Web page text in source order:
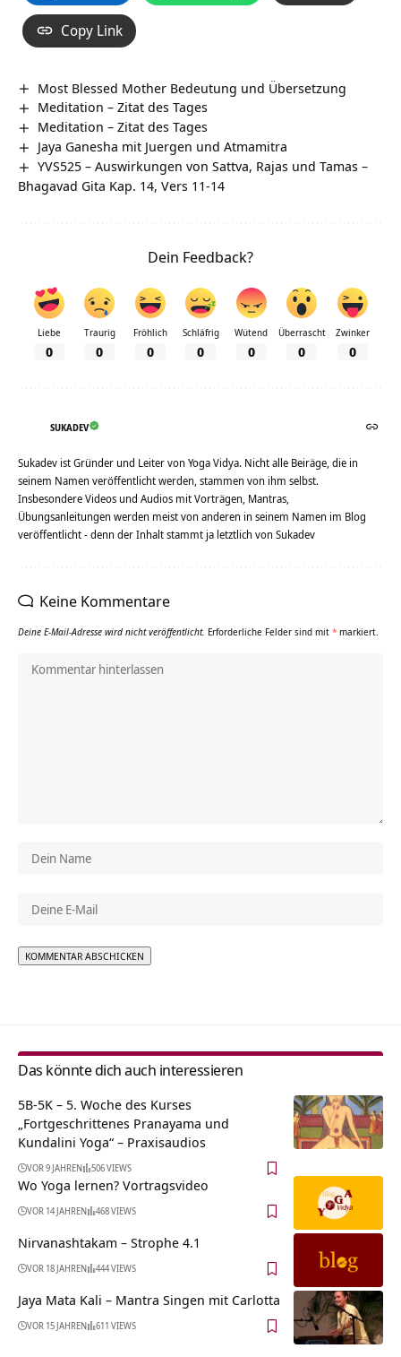
Copy Link
Most Blessed Mother Bedeutung und Übersetzung
Meditation – Zitat des Tages
Meditation – Zitat des Tages
Jaya Ganesha mit Juergen und Atmamitra
YVS525 – Auswirkungen von Sattva, Rajas und Tamas –
Bhagavad Gita Kap. 14, Vers 11-14
Dein Feedback?
Liebe
0
Traurig
0
Fröhlich
0
Schläfrig
0
Wütend
0
Überrascht
0
Zwinker
0
SUKADEV
Sukadev ist Gründer und Leiter von Yoga Vidya. Nicht alle Beiräge, die in
seinem Namen veröffentlicht werden, stammen von ihm selbst.
Insbesondere Videos und Audios mit Vorträgen, Mantras,
Übungsanleitungen werden meist von anderen in seinem Namen im Blog
veröffentlicht - denn der Inhalt stammt ja letztlich von Sukadev
Keine Kommentare
Deine E-Mail-Adresse wird nicht veröffentlicht. Erforderliche Felder sind mit * markiert.
Das könnte dich auch interessieren
5B-5K – 5. Woche des Kurses
„Fortgeschrittenes Pranayama und
Kundalini Yoga“ – Praxisaudios
VOR 9 JAHREN 506 VIEWS
Wo Yoga lernen? Vortragsvideo
VOR 14 JAHREN 468 VIEWS
Nirvanashtakam – Strophe 4.1
VOR 18 JAHREN 444 VIEWS
Jaya Mata Kali – Mantra Singen mit Carlotta
VOR 15 JAHREN 611 VIEWS